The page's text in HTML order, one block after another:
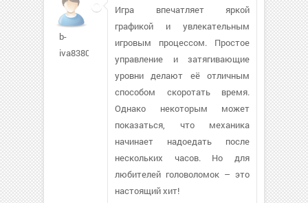
b-
iva8380
Игра впечатляет яркой
графикой и увлекательным
игровым процессом. Простое
управление и затягивающие
уровни делают её отличным
способом скоротать время.
Однако некоторым может
показаться, что механика
начинает надоедать после
нескольких часов. Но для
любителей головоломок – это
настоящий хит!